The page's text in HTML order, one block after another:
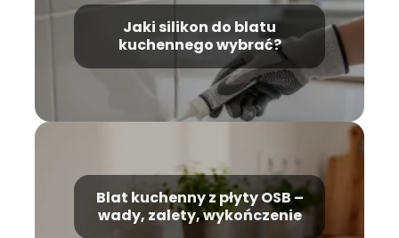
Jaki silikon do blatu
kuchennego wybrać?
Blat kuchenny z płyty OSB –
wady, zalety, wykończenie